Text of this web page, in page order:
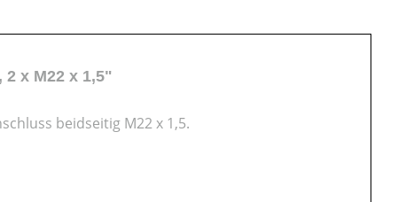
x M22 x 1,5"
beidseitig M22 x 1,5.